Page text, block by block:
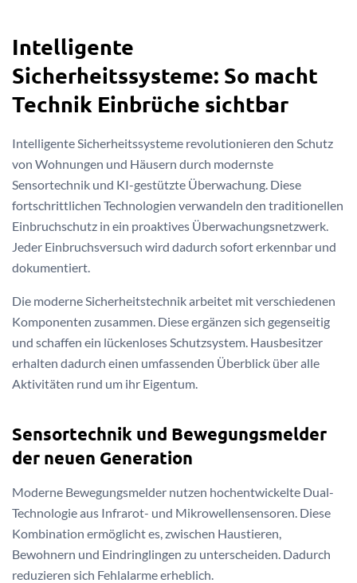
Intelligente
Sicherheitssysteme: So macht
Technik Einbrüche sichtbar
Intelligente Sicherheitssysteme revolutionieren den Schutz
von Wohnungen und Häusern durch modernste
Sensortechnik und KI-gestützte Überwachung. Diese
fortschrittlichen Technologien verwandeln den traditionellen
Einbruchschutz in ein proaktives Überwachungsnetzwerk.
Jeder Einbruchsversuch wird dadurch sofort erkennbar und
dokumentiert.
Die moderne Sicherheitstechnik arbeitet mit verschiedenen
Komponenten zusammen. Diese ergänzen sich gegenseitig
und schaffen ein lückenloses Schutzsystem. Hausbesitzer
erhalten dadurch einen umfassenden Überblick über alle
Aktivitäten rund um ihr Eigentum.
Sensortechnik und Bewegungsmelder
der neuen Generation
Moderne Bewegungsmelder nutzen hochentwickelte Dual-
Technologie aus Infrarot- und Mikrowellensensoren. Diese
Kombination ermöglicht es, zwischen Haustieren,
Bewohnern und Eindringlingen zu unterscheiden. Dadurch
reduzieren sich Fehlalarme erheblich.